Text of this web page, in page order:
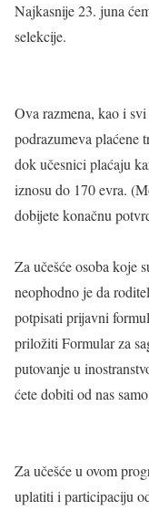
Najkasnije 23. juna
selekcije.
Ova razmena, kao i
podrazumeva plaćene
dok učesnici plaćaju
iznosu do 170 evra.
dobijete konačnu
Za učešće osoba koje
neophodno je da
potpisati prijavni
priložiti Formular za
putovanje u
ćete dobiti od nas
Za učešće u ovom
uplatiti i participaciju